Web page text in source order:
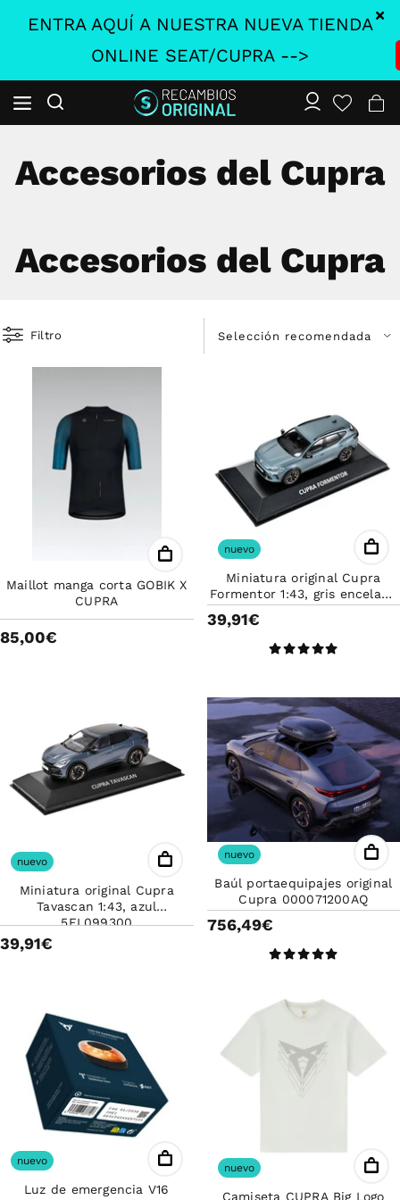
ENTRA AQUÍ A NUESTRA NUEVA TIENDA
ONLINE SEAT/CUPRA -->
Accesorios del Cupra
Accesorios del Cupra
Filtro
Maillot manga corta GOBIK X
CUPRA
85,00€
Miniatura original Cupra
Formentor 1:43, gris encelade
5FF099300
39,91€
nuevo
Miniatura original Cupra
Tavascan 1:43, azul
5FL099300
39,91€
nuevo
Baúl portaequipajes original
Cupra 000071200AQ
756,49€
nuevo
Luz de emergencia V16
nuevo
Camiseta CUPRA Big Logo
nuevo